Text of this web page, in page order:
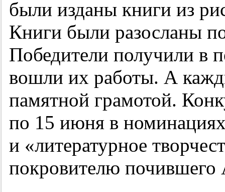
были изданы книги из
Книги были разосланы
Победители получили в
вошли их работы. А
памятной грамотой.
по 15 июня в номинациях
и «литературное
покровителю почившего